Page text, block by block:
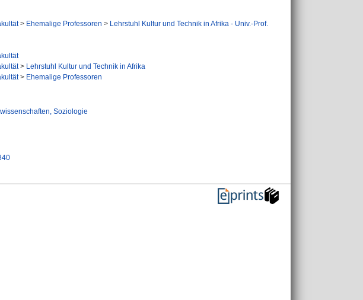
> Ehemalige Professoren > Lehrstuhl Kultur und Technik in Afrika - Univ.-Prof.
> Lehrstuhl Kultur und Technik in Afrika
> Ehemalige Professoren
Soziologie